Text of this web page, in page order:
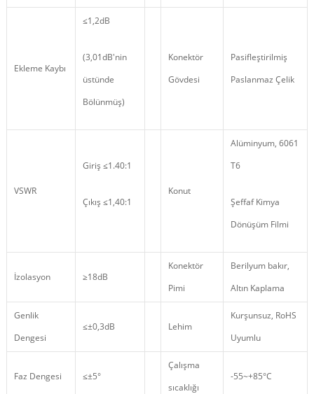
Ekleme Kaybı
≤1,2dB
(3,01dB'nin
üstünde
Bölünmüş)
Konektör
Gövdesi
Pasifleştirilmiş
Paslanmaz Çelik
VSWR
Giriş ≤1.40:1
Çıkış ≤1,40:1
Konut
Alüminyum, 6061
T6
Şeffaf Kimya
Dönüşüm Filmi
İzolasyon ≥18dB
Konektör
Pimi
Berilyum bakır,
Altın Kaplama
Genlik
Dengesi
≤±0,3dB Lehim
Kurşunsuz, RoHS
Uyumlu
Faz Dengesi ≤±5°
Çalışma
sıcaklığı
-55~+85°C